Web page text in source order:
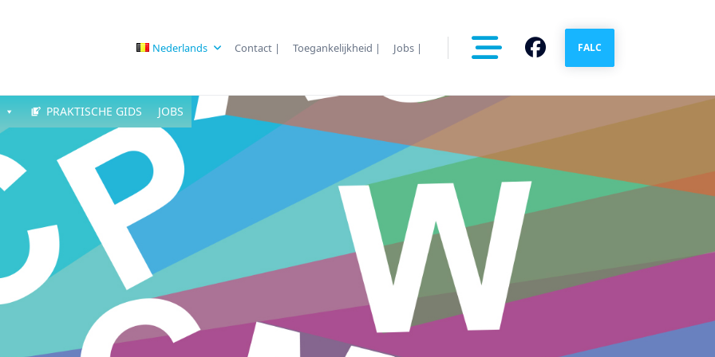
Nederlands Contact | Toegankelijkheid | Jobs | FALC
PRAKTISCHE GIDS JOBS